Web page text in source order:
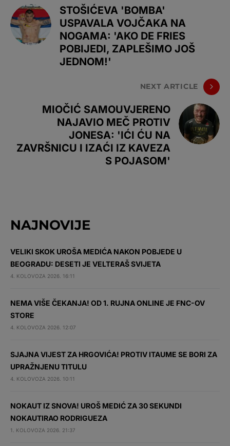
STOŠIĆEVA 'BOMBA'
USPAVALA VOJČAKA NA
NOGAMA: 'AKO DE FRIES
POBIJEDI, ZAPLEŠIMO JOŠ
JEDNOM!'
NEXT ARTICLE
MIOČIĆ SAMOUVJERENO
NAJAVIO MEČ PROTIV
JONESA: 'IĆI ĆU NA
ZAVRŠNICU I IZAĆI IZ KAVEZA
S POJASOM'
NAJNOVIJE
VELIKI SKOK UROŠA MEDIĆA NAKON POBJEDE U
BEOGRADU: DESETI JE VELTERAŠ SVIJETA
4. KOLOVOZA 2026. 16:11
NEMA VIŠE ČEKANJA! OD 1. RUJNA ONLINE JE FNC-OV
STORE
4. KOLOVOZA 2026. 12:07
SJAJNA VIJEST ZA HRGOVIĆA! PROTIV ITAUME SE BORI ZA
UPRAŽNJENU TITULU
4. KOLOVOZA 2026. 10:11
NOKAUT IZ SNOVA! UROŠ MEDIĆ ZA 30 SEKUNDI
NOKAUTIRAO RODRIGUEZA
1. KOLOVOZA 2026. 21:37